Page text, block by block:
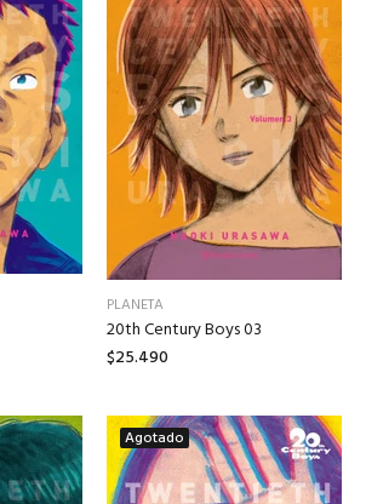
PLANETA
20th Century Boys 03
$25.490
Agotado